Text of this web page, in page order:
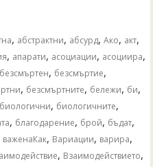
, абстрактни, абсурд,Ако, акт,
, апарати, асоциации, асоциира,
безсмъртен, безсмъртие,
, безсмъртните, бележи, би,
биологични, биологичните,
, благодарение, брой, бъдат,
важенаКак, Вариации, варира,
, Взаимодействието,